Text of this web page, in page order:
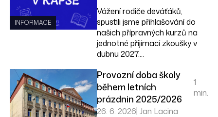
INFORMACE
Vážení rodiče deváťáků,
spustili jsme přihlašování do
našich přípravných kurzů na
jednotné přijímací zkoušky v
dubnu 2027....
Provozní doba školy
během letních
prázdnin 2025/2026
1
min.
26. 6. 2026 Jan Lacina